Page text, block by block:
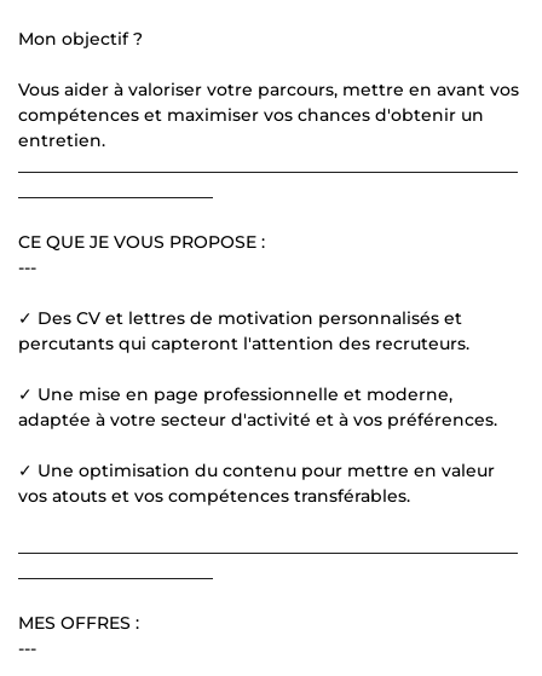
Mon objectif ?
Vous aider à valoriser votre parcours, mettre en avant vos
compétences et maximiser vos chances d'obtenir un
entretien.
CE QUE JE VOUS PROPOSE :
---
✓ Des CV et lettres de motivation personnalisés et
percutants qui capteront l'attention des recruteurs.
✓ Une mise en page professionnelle et moderne,
adaptée à votre secteur d'activité et à vos préférences.
✓ Une optimisation du contenu pour mettre en valeur
vos atouts et vos compétences transférables.
MES OFFRES :
---